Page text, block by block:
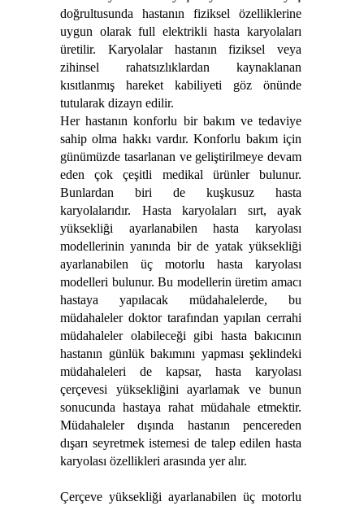
doğrultusunda hastanın fiziksel özelliklerine
uygun olarak full elektrikli hasta karyolaları
üretilir. Karyolalar hastanın fiziksel veya
zihinsel rahatsızlıklardan kaynaklanan
kısıtlanmış hareket kabiliyeti göz önünde
tutularak dizayn edilir.
Her hastanın konforlu bir bakım ve tedaviye
sahip olma hakkı vardır. Konforlu bakım için
günümüzde tasarlanan ve geliştirilmeye devam
eden çok çeşitli medikal ürünler bulunur.
Bunlardan biri de kuşkusuz hasta
karyolalarıdır. Hasta karyolaları sırt, ayak
yüksekliği ayarlanabilen hasta karyolası
modellerinin yanında bir de yatak yüksekliği
ayarlanabilen üç motorlu hasta karyolası
modelleri bulunur. Bu modellerin üretim amacı
hastaya yapılacak müdahalelerde, bu
müdahaleler doktor tarafından yapılan cerrahi
müdahaleler olabileceği gibi hasta bakıcının
hastanın günlük bakımını yapması şeklindeki
müdahaleleri de kapsar, hasta karyolası
çerçevesi yüksekliğini ayarlamak ve bunun
sonucunda hastaya rahat müdahale etmektir.
Müdahaleler dışında hastanın pencereden
dışarı seyretmek istemesi de talep edilen hasta
karyolası özellikleri arasında yer alır.
Çerçeve yüksekliği ayarlanabilen üç motorlu